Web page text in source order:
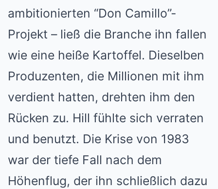
ambitionierten “Don Camillo”-
Projekt – ließ die Branche ihn fallen
wie eine heiße Kartoffel. Dieselben
Produzenten, die Millionen mit ihm
verdient hatten, drehten ihm den
Rücken zu. Hill fühlte sich verraten
und benutzt. Die Krise von 1983
war der tiefe Fall nach dem
Höhenflug, der ihn schließlich dazu